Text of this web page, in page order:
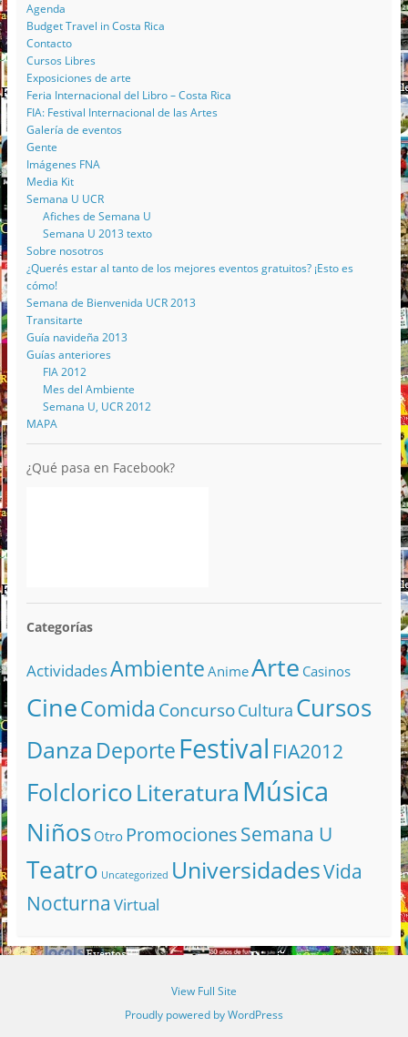
Agenda
Budget Travel in Costa Rica
Contacto
Cursos Libres
Exposiciones de arte
Feria Internacional del Libro – Costa Rica
FIA: Festival Internacional de las Artes
Galería de eventos
Gente
Imágenes FNA
Media Kit
Semana U UCR
Afiches de Semana U
Semana U 2013 texto
Sobre nosotros
¿Querés estar al tanto de los mejores eventos gratuitos? ¡Esto es
cómo!
Semana de Bienvenida UCR 2013
Transitarte
Guía navideña 2013
Guías anteriores
FIA 2012
Mes del Ambiente
Semana U, UCR 2012
MAPA
¿Qué pasa en Facebook?
Categorías
ActividadesAmbiente AnimeArte Casinos
CineComida ConcursoCultura Cursos
Danza DeporteFestival FIA2012
FolcloricoLiteratura Música
Niños Otro PromocionesSemana U
Teatro Uncategorized UniversidadesVida
Nocturna Virtual
View Full Site
Proudly powered by WordPress